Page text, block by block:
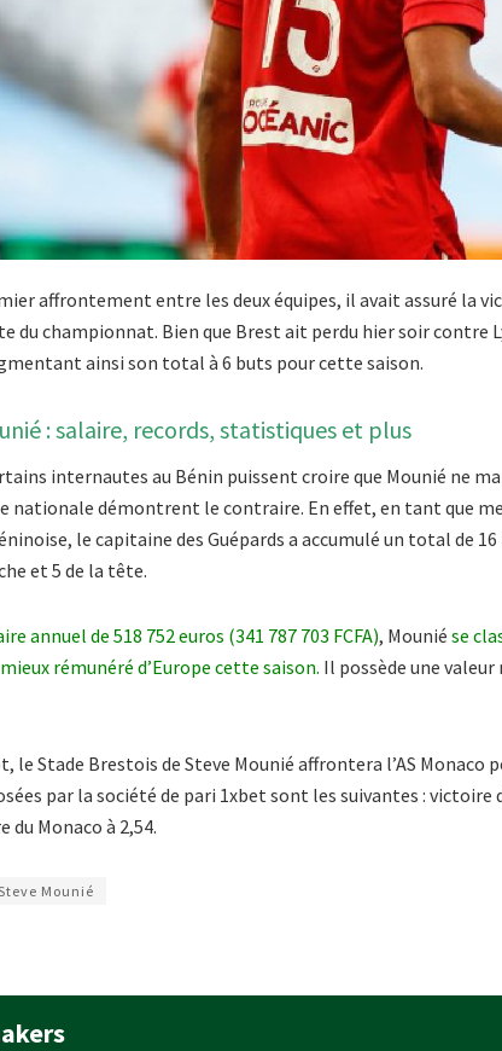
affrontement entre les deux équipes, il avait assuré la
du championnat. Bien que Brest ait perdu hier soir contre
ainsi son total à 6 buts pour cette saison.
: salaire, records, statistiques et plus
internautes au Bénin puissent croire que Mounié ne
nationale démontrent le contraire. En effet, en tant que
le capitaine des Guépards a accumulé un total de
et 5 de la tête.
annuel de 518 752 euros (341 787 703 FCFA), Mounié se
rémunéré d’Europe cette saison. Il possède une
le Stade Brestois de Steve Mounié affrontera l’AS Monaco
par la société de pari 1xbet sont les suivantes : victoire
du Monaco à 2,54.
Mounié